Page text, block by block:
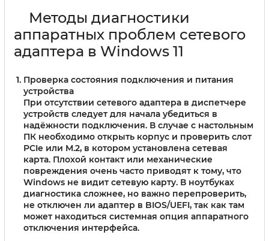
Методы диагностики
аппаратных проблем сетевого
адаптера в Windows 11
Проверка состояния подключения и питания
устройства
При отсутствии сетевого адаптера в диспетчере
устройств следует для начала убедиться в
надёжности подключения. В случае с настольным
ПК необходимо открыть корпус и проверить слот
PCIe или M.2, в котором установлена сетевая
карта. Плохой контакт или механические
повреждения очень часто приводят к тому, что
Windows не видит сетевую карту. В ноутбуках
диагностика сложнее, но важно перепроверить,
не отключен ли адаптер в BIOS/UEFI, так как там
может находиться системная опция аппаратного
отключения интерфейса.